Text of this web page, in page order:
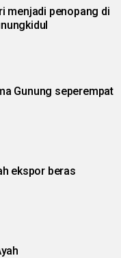
menjadi penopang di
Gunung seperempat
ekspor beras